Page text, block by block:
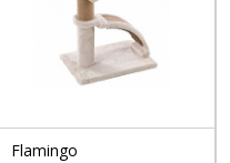
Flamingo